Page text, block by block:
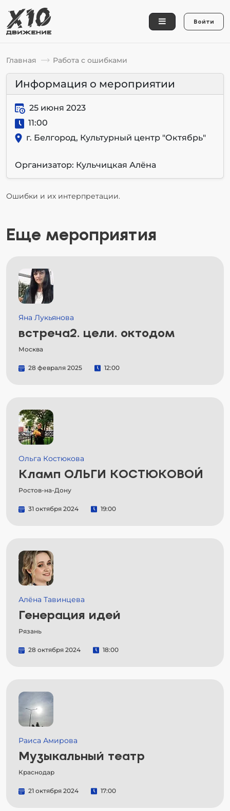
Войти
Главная Работа с ошибками
Информация о мероприятии
25 июня 2023
11:00
г. Белгород, Культурный центр "Октябрь"
Организатор: Кульчицкая Алёна
Ошибки и их интерпретации.
Еще мероприятия
Яна Лукьянова
встреча2. цели. октодом
Москва
28 февраля 2025 12:00
Ольга Костюкова
Кламп ОЛЬГИ КОСТЮКОВОЙ
Ростов-на-Дону
31 октября 2024 19:00
Алёна Тавинцева
Генерация идей
Рязань
28 октября 2024 18:00
Раиса Амирова
Музыкальный театр
Краснодар
21 октября 2024 17:00